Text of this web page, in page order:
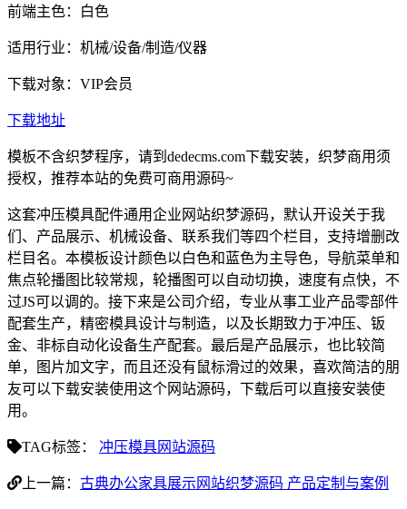
前端主色：白色
适用行业：机械/设备/制造/仪器
下载对象：VIP会员
下载地址
模板不含织梦程序，请到dedecms.com下载安装，织梦商用须
授权，推荐本站的免费可商用源码~
这套冲压模具配件通用企业网站织梦源码，默认开设关于我
们、产品展示、机械设备、联系我们等四个栏目，支持增删改
栏目名。本模板设计颜色以白色和蓝色为主导色，导航菜单和
焦点轮播图比较常规，轮播图可以自动切换，速度有点快，不
过JS可以调的。接下来是公司介绍，专业从事工业产品零部件
配套生产，精密模具设计与制造，以及长期致力于冲压、钣
金、非标自动化设备生产配套。最后是产品展示，也比较简
单，图片加文字，而且还没有鼠标滑过的效果，喜欢简洁的朋
友可以下载安装使用这个网站源码，下载后可以直接安装使
用。
TAG标签： 冲压模具网站源码
上一篇： 古典办公家具展示网站织梦源码 产品定制与案例